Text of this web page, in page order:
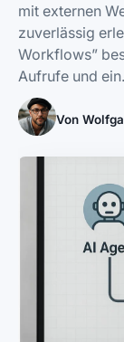
mit externen
zuverlässig
Workflows”
Aufrufe und
Von